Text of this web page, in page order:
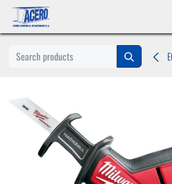
Ir al contenido